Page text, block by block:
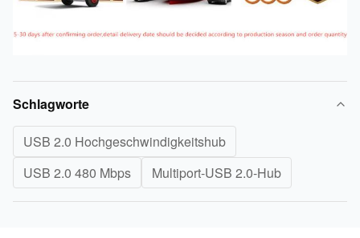
Schlagworte
USB 2.0 Hochgeschwindigkeitshub
USB 2.0 480 Mbps
Multiport-USB 2.0-Hub